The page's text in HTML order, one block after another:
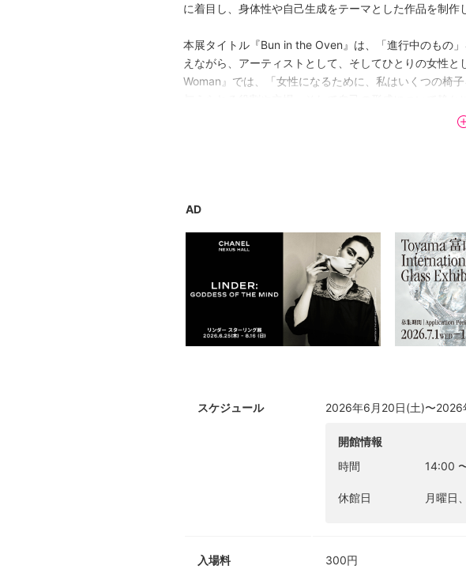
に着目し、身体性や自己生成をテーマとした作品を制作
本展タイトル『Bun in the Oven』は、「進行中のもの
えながら、アーティストとして、そしてひとりの女性
Woman』では、「女性になるために、私はいくつの椅
AD
スケジュール 2026年6月20日(土)〜2026
開館情報
時間
14:00
休館日 月曜日
入場料 300円